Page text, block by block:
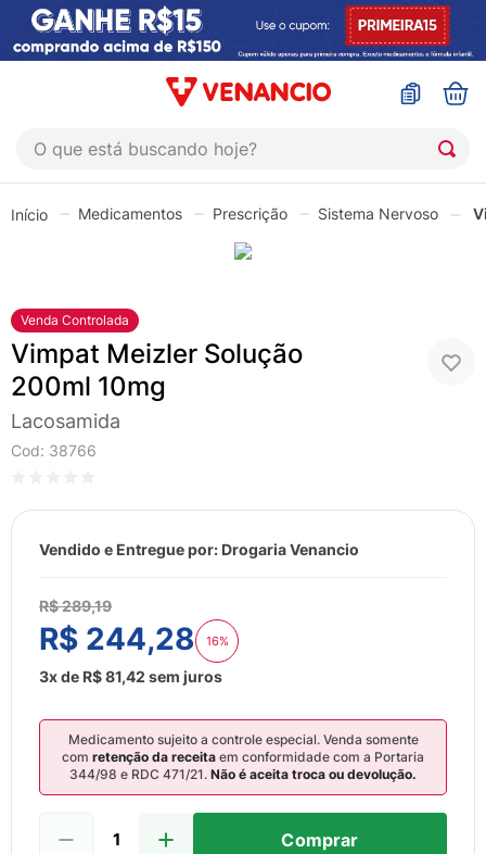
O que está buscando hoje?
Medicamentos Prescrição Sistema Nervoso
Venda Controlada
Vimpat Meizler Solução
200ml 10mg
Lacosamida
Cod: 38766
Vendido e Entregue por: Drogaria Venancio
R$289,19
R$ 244,28 16%
3x de R$81,42 sem juros
Medicamento sujeito a controle especial. Venda somente
com retenção da receita em conformidade com a Portaria
344/98 e RDC 471/21. Não é aceita troca ou devolução.
Comprar
1º
coristina
4
fly gotas
5 º